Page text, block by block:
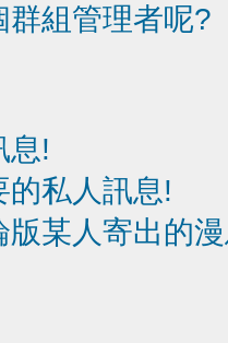
組管理者呢?
息!
私人訊息!
某人寄出的